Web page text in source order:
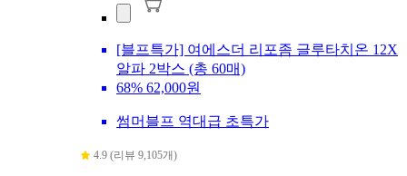
[블프특가] 여에스더 리포좀 글루타치온 12X
알파 2박스 (총 60매)
68% 62,000원
썸머블프 역대급 초특가
4.9 (리뷰 9,105개)